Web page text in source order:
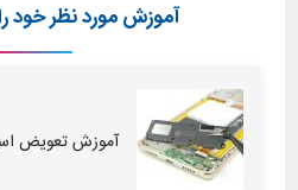
آموزش مورد نظر خود
آموزش تعویض